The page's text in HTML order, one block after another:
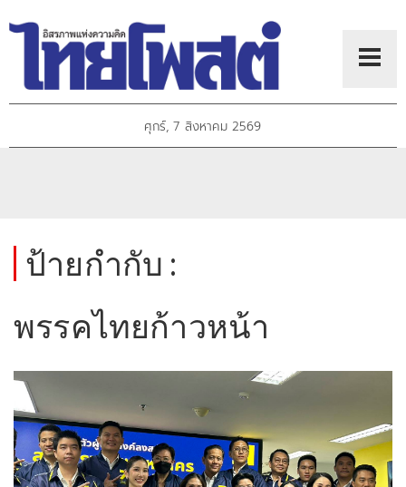
ศุกร์, 7 สิงหาคม 2569
ป้ายกำกับ :
พรรคไทยก้าวหน้า